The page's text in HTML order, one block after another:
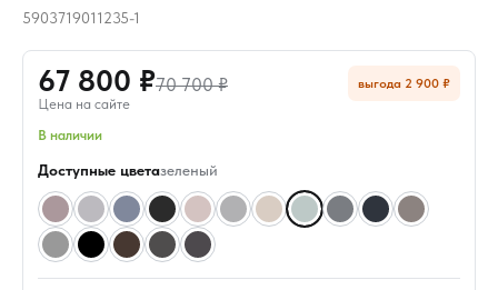
5903719011235-1
67 800 ₽70 700 ₽
Цена на сайте
выгода 2 900 ₽
В наличии
Доступные цветазеленый